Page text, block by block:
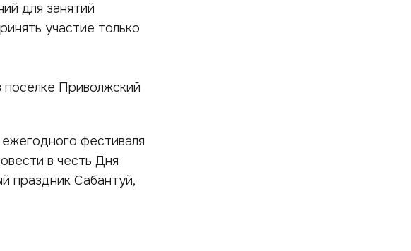
для занятий
участие только
поселке Приволжский
фестиваля
в честь Дня
праздник Сабантуй,